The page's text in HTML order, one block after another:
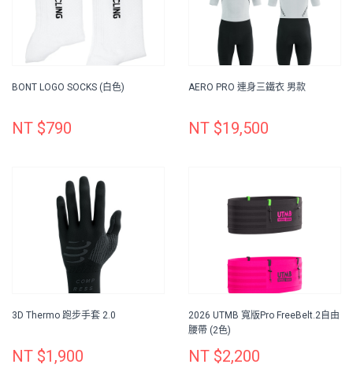
BONT LOGO SOCKS (白色)
NT $790
AERO PRO 連身三鐵衣 男款
NT $19,500
3D Thermo 跑步手套 2.0
NT $1,900
2026 UTMB 寬版Pro FreeBelt.2自由
腰帶 (2色)
NT $2,200